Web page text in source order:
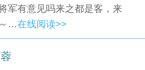
军有意见吗来之都是客，来
…在线阅读>>